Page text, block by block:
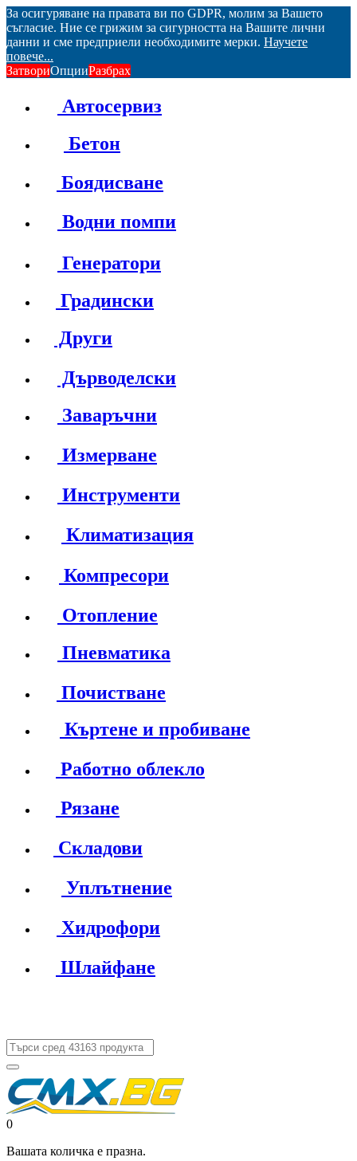
За осигуряване на правата ви по GDPR, молим за Вашето
съгласие. Ние се грижим за сигурността на Вашите лични
данни и сме предприели необходимите мерки. Научете
повече...
ЗатвориОпцииРазбрах
Автосервиз
Бетон
Боядисване
Водни помпи
Генератори
Градински
Други
Дърводелски
Заваръчни
Измерване
Инструменти
Климатизация
Компресори
Отопление
Пневматика
Почистване
Къртене и пробиване
Работно облекло
Рязане
Складови
Уплътнение
Хидрофори
Шлайфане
0
Вашата количка е празна.